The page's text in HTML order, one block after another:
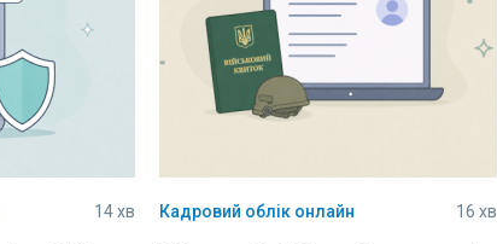
14 хв Кадровий облік онлайн 16 хв